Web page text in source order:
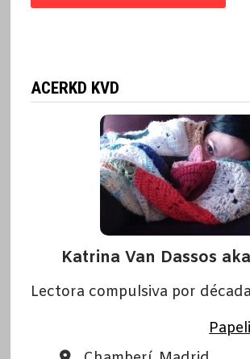
ACERKD KVD
Katrina Van Dassos
Lectora compulsiva por